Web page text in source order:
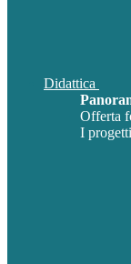
Didattica
Offerta
I